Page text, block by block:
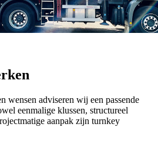
wensen adviseren wij een passende
eenmalige klussen, structureel
aanpak zijn turnkey